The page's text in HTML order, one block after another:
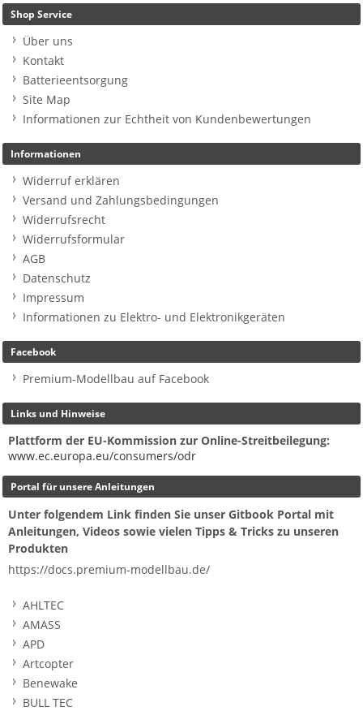
Shop Service
Über uns
Kontakt
Batterieentsorgung
Site Map
Informationen zur Echtheit von Kundenbewertungen
Informationen
Widerruf erklären
Versand und Zahlungsbedingungen
Widerrufsrecht
Widerrufsformular
AGB
Datenschutz
Impressum
Informationen zu Elektro- und Elektronikgeräten
Facebook
Premium-Modellbau auf Facebook
Links und Hinweise
Plattform der EU-Kommission zur Online-Streitbeilegung:
www.ec.europa.eu/consumers/odr
Portal für unsere Anleitungen
Unter folgendem Link finden Sie unser Gitbook Portal mit
Anleitungen, Videos sowie vielen Tipps & Tricks zu unseren
Produkten
https://docs.premium-modellbau.de/
AHLTEC
AMASS
APD
Artcopter
Benewake
BULL TEC